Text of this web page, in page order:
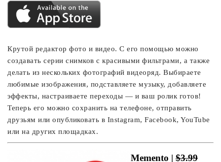
Крутой редактор фото и видео. С его помощью можно
создавать серии снимков с красивыми фильтрами, а также
делать из нескольких фотографий видеоряд. Выбираете
любимые изображения, подставляете музыку, добавляете
эффекты, настраиваете переходы — и ваш ролик готов!
Теперь его можно сохранить на телефоне, отправить
друзьям или опубликовать в Instagram, Facebook, YouTube
или на других площадках.
Memento | $3.99